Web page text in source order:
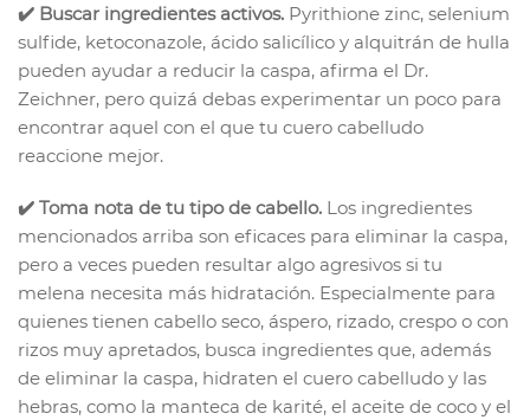
✔️ Buscar ingredientes activos. Pyrithione zinc, selenium
sulfide, ketoconazole, ácido salicílico y alquitrán de hulla
pueden ayudar a reducir la caspa, afirma el Dr.
Zeichner, pero quizá debas experimentar un poco para
encontrar aquel con el que tu cuero cabelludo
reaccione mejor.
✔️ Toma nota de tu tipo de cabello. Los ingredientes
mencionados arriba son eficaces para eliminar la caspa,
pero a veces pueden resultar algo agresivos si tu
melena necesita más hidratación. Especialmente para
quienes tienen cabello seco, áspero, rizado, crespo o con
rizos muy apretados, busca ingredientes que, además
de eliminar la caspa, hidraten el cuero cabelludo y las
hebras, como la manteca de karité, el aceite de coco y el